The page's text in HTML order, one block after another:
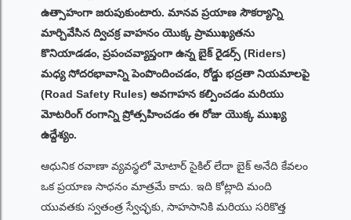
ఉత్సాహంగా జరుపుకుంటారు. మానవ ప్రయాణ సౌకర్యాన్ని
మార్చివేసిన ద్విచక్ర వాహనం యొక్క ప్రాముఖ్యతను
కొనియాడడం, ప్రపంచవ్యాప్తంగా ఉన్న బైక్ రైడర్స్ (Riders)
మధ్య సోదరభావాన్ని పెంపొందించడం, రోడ్డు భద్రతా నియమాలపై
(Road Safety Rules) అవగాహన కల్పించడం మరియు
మోటరింగ్ రంగాన్ని ప్రోత్సహించడం ఈ రోజు యొక్క ముఖ్య
ఉద్దేశ్యం.
ఆధునిక రవాణా వ్యవస్థలో మోటార్ సైకిల్ లేదా బైక్ అనేది కేవలం
ఒక ప్రయాణ సాధనం మాత్రమే కాదు. ఇది కోట్లాది మంది
యువతకు స్వతంత్ర స్వేచ్ఛకు, సాహసానికి మరియు సరికొత్త